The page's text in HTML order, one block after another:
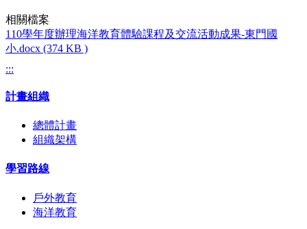
相關檔案
110學年度辦理海洋教育體驗課程及交流活動成果-東門國
小.docx (374 KB )
:::
計畫組織
總體計畫
組織架構
學習路線
戶外教育
海洋教育